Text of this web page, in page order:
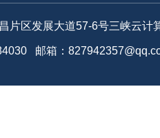
片区发展大道57-6号三峡云计
邮箱：